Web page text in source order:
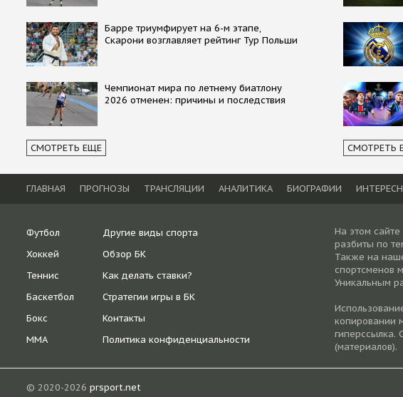
Барре триумфирует на 6-м этапе,
Скарони возглавляет рейтинг Тур Польши
Чемпионат мира по летнему биатлону
2026 отменен: причины и последствия
СМОТРЕТЬ ЕЩЕ СМОТРЕТЬ
ГЛАВНАЯ ПРОГНОЗЫ ТРАНСЛЯЦИИ АНАЛИТИКА БИОГРАФИИ
Футбол
Хоккей
Теннис
Баскетбол
Бокс
ММА
Другие виды спорта
Обзор БК
Как делать ставки?
Стратегии игры в БК
Контакты
Политика конфиденциальности
На этом
разбиты по
Также на
спортсменов
Уникальным
копировании
гиперссылка.
(материалов).
© 2020-2026 prsport.net